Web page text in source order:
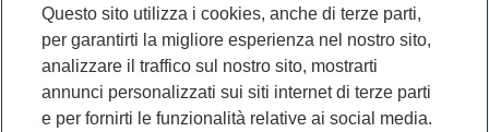
Caldo record: quanto costa davvero
difendersi dalle alte temperature?
Questo sito utilizza i cookies, anche di terze parti,
per garantirti la migliore esperienza nel nostro sito,
analizzare il traffico sul nostro sito, mostrarti
annunci personalizzati sui siti internet di terze parti
e per fornirti le funzionalità relative ai social media.